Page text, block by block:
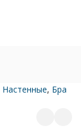
Настенные, Бра